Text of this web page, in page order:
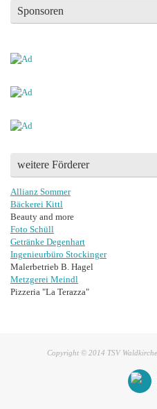
Sponsoren
weitere Förderer
Allianz Sommer
Bäckerei Kittl
Beauty and more
Foto Schüll
Getränke Degenhart
Ingenieurbüro Stockinger
Malerbetrieb B. Hagel
Metzgerei Meindl
Pizzeria "La Terazza"
Copyright © 2014 TSV